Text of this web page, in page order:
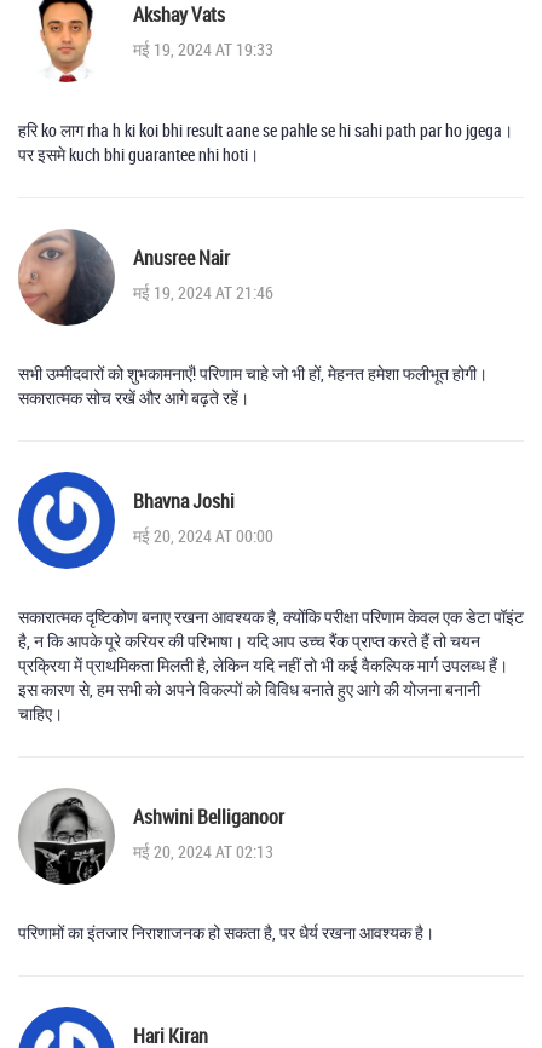
Akshay Vats
मई 19, 2024 AT 19:33
हरि ko लाग rha h ki koi bhi result aane se pahle se hi sahi path par ho jgega।
पर इसमे kuch bhi guarantee nhi hoti।
Anusree Nair
मई 19, 2024 AT 21:46
सभी उम्मीदवारों को शुभकामनाएँ! परिणाम चाहे जो भी हों, मेहनत हमेशा फलीभूत होगी।
सकारात्मक सोच रखें और आगे बढ़ते रहें।
Bhavna Joshi
मई 20, 2024 AT 00:00
सकारात्मक दृष्टिकोण बनाए रखना आवश्यक है, क्योंकि परीक्षा परिणाम केवल एक डेटा पॉइंट
है, न कि आपके पूरे करियर की परिभाषा। यदि आप उच्च रैंक प्राप्त करते हैं तो चयन
प्रक्रिया में प्राथमिकता मिलती है, लेकिन यदि नहीं तो भी कई वैकल्पिक मार्ग उपलब्ध हैं।
इस कारण से, हम सभी को अपने विकल्पों को विविध बनाते हुए आगे की योजना बनानी
चाहिए।
Ashwini Belliganoor
मई 20, 2024 AT 02:13
परिणामों का इंतजार निराशाजनक हो सकता है, पर धैर्य रखना आवश्यक है।
Hari Kiran